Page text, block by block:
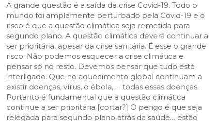
MAPA DO PORTAL
A grande questão é a saída da crise Covid-19. Todo o
mundo foi amplamente perturbado pela Covid-19 e o
risco é que a questão climática seja remetida para
segundo plano. A questão climática deverá continuar a
ser prioritária, apesar da crise sanitária. É esse o grande
risco. Não podemos esquecer a crise climática e
pensar só no resto. Devemos pensar que tudo está
interligado. Que no aquecimento global continuam a
existir doenças, vírus, o ébola, … todas essas doenças.
Portanto é fundamental que a questão climática
continue a ser prioritária [cortar?] O perigo é que seja
relegada para segundo plano atrás da saúde… estão